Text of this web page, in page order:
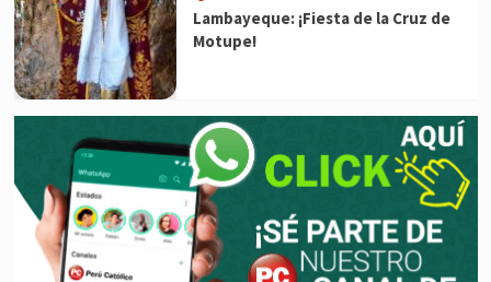
Lambayeque: ¡Fiesta de la Cruz de
Motupe!